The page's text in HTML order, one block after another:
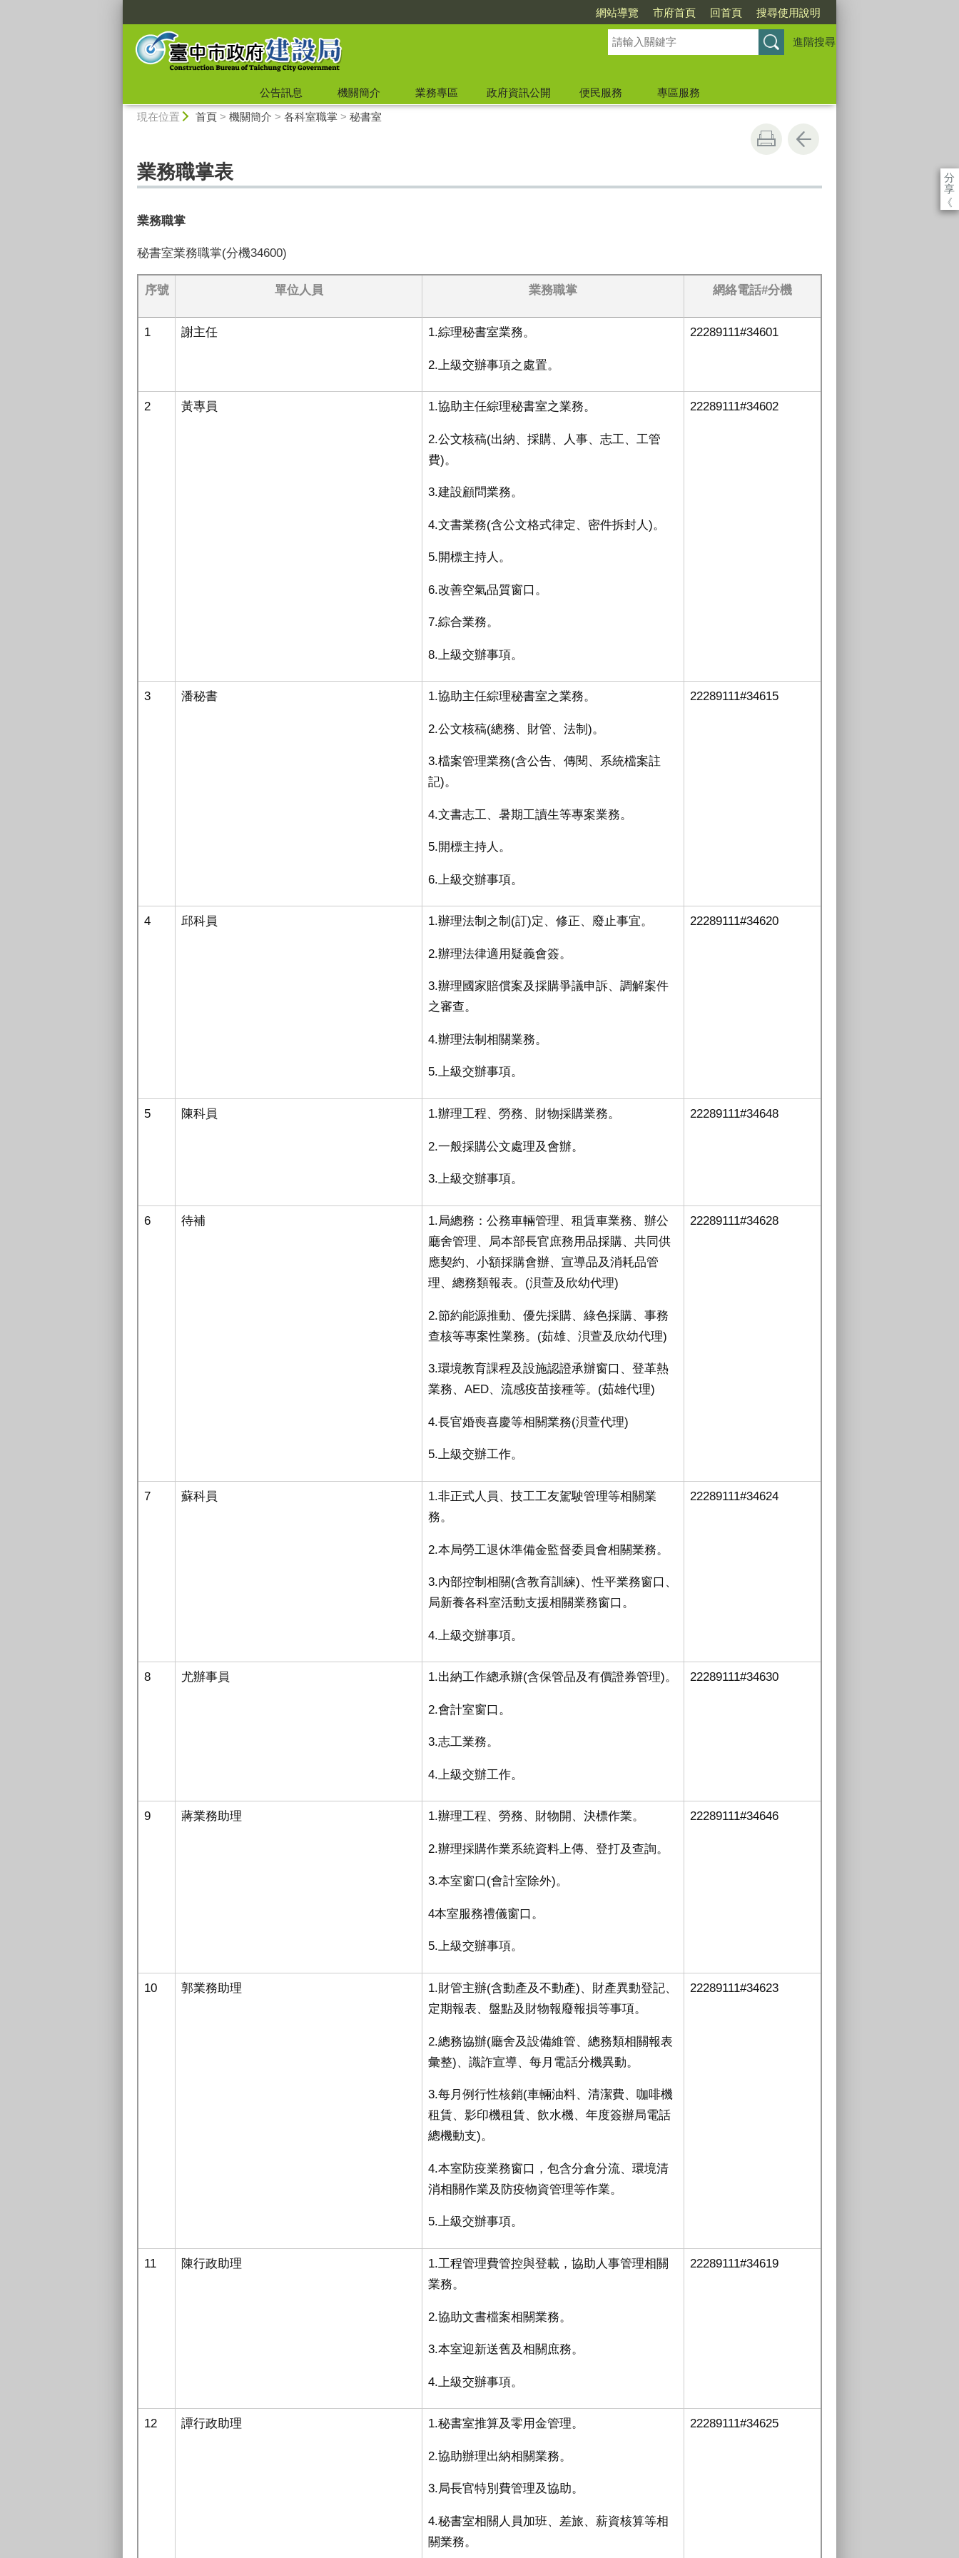
網站導覽 市府首頁 回首頁 搜尋使用說明
進階搜尋
公告訊息 機關簡介 業務專區 政府資訊公開 便民服務
專區服務
現在位置 首頁> 機關簡介 > 各科室職掌> 秘書室
分
享
《
業務職掌表
業務職掌
秘書室業務職掌(分機34600)
序號 單位人員 業務職掌 網絡電話#分機
1 謝主任 1.綜理秘書室業務。
2.上級交辦事項之處置
22289111#34601
2 黃專員 1.協助主任綜理秘書室之業務。
2.公文核稿(出納、採購、人事、志工、工管
費)。
3.建設顧問業務。
4.文書業務(含公文格式律定、密件拆封人)
5.開標主持人 。
6.改善空氣品質窗口
7.綜合業務。
8.上級交辦事項
22289111#34602
3 潘秘書 1.協助主任綜理秘書室之業務。
2.公文核稿(總務、財管、法制)。
3.檔案管理業務(含公告、傳閱、系統檔案註
記)。
4.文書志工、暑期工讀生等專案業務
5.開標主持人 。
6.上級交辦事項
22289111#34615
4 邱科員 1.辦理法制之制 (訂)定、修正、廢止事宜。
2.辦理法律適用疑義會簽
3.辦理國家賠償案及採購爭議申訴、調解案件
之審查。
4.辦理法制相關業務
5.上級交辦事項。
22289111#34620
5 陳科員 1.辦理工程、勞務、財物採購業務。
2.一般採購公文處理及會辦
3.上級交辦事項。
22289111#34648
6 待補 1.局總務：公務車輛管理、租賃車業務、辦公
廳舍管理、局本部長官庶務用品採購、共同供
應契約、小額採購會辦、宣導品及消耗品管
理、總務類報表。 (浿萱及欣幼代理)
2.節約能源推動、優先採購、綠色採購、事務
查核等專案性業務。 (茹雄、浿萱及欣幼代理)
3.環境教育課程及設施認證承辦窗口、登革熱
業務、AED、流感疫苗接種等。 (茹雄代理)
4.長官婚喪喜慶等相關業務(浿萱代理)
5. 上級交辦工作。
22289111#34628
7 蘇科員
1.非正式人員、技工工友駕駛管理等相關業
務。
2.本局勞工退休準備金監督委員會相關業務。
3.內部控制相關(含教育訓練)、性平業務窗口、
局新養各科室活動支援相關業務窗口。
4.上級交辦事項
22289111#34624
8 尤辦事員 1.出納工作總承辦(含保管品及有價證券管理)。
2.會計室窗口
3.志工業務。
4.上級交辦工作
22289111#34630
9 蔣業務助理 1.辦理工程、勞務、財物開、決標作業。
2.辦理採購作業系統資料上傳、登打及查詢
3.本室窗口 (會計室除外)。
4本室服務禮儀窗口
5.上級交辦事項。
22289111#34646
10 郭業務助理 1.財管主辦(含動產及不動產)、財產異動登記、
定期報表、盤點及財物報廢報損等事項。
2.總務協辦(廳舍及設備維管、總務類相關報表
彙整) 、識詐宣導、每月電話分機異動。
3.每月例行性核銷(車輛油料、清潔費、咖啡機
租賃、影印機租賃、飲水機、年度簽辦局電話
總機動支)。
4.本室防疫業務窗口，包含分倉分流、環境清
消相關作業及防疫物資管理等作業。
5.上級交辦事項。
22289111#34623
11 陳行政助理
1.工程管理費管控與登載，協助人事管理相關
業務。
2.協助文書檔案相關業務。
3.本室迎新送舊及相關庶務。
4.上級交辦事項
22289111#34619
12 譚行政助理 1.秘書室推算及零用金管理。
2.協助辦理出納相關業務
3.局長官特別費管理及協助。
4.秘書室相關人員加班、差旅、薪資核算等相
關業務
22289111#34625